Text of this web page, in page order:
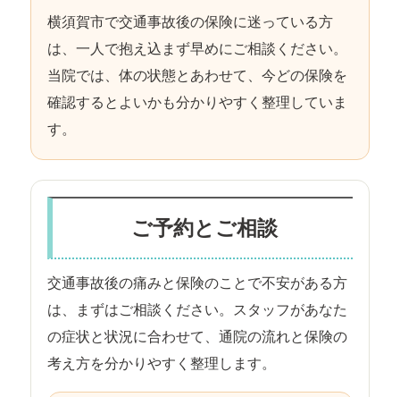
横須賀市で交通事故後の保険に迷っている方
は、一人で抱え込まず早めにご相談ください。
当院では、体の状態とあわせて、今どの保険を
確認するとよいかも分かりやすく整理していま
す。
ご予約とご相談
交通事故後の痛みと保険のことで不安がある方
は、まずはご相談ください。スタッフがあなた
の症状と状況に合わせて、通院の流れと保険の
考え方を分かりやすく整理します。